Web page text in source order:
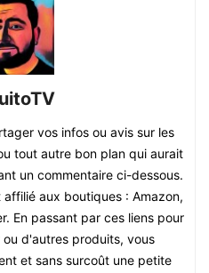
vos infos ou avis sur les
tout autre bon plan qui aurait
un commentaire ci-dessous.
aux boutiques : Amazon,
En passant par ces liens pour
d'autres produits, vous
et sans surcoût une petite